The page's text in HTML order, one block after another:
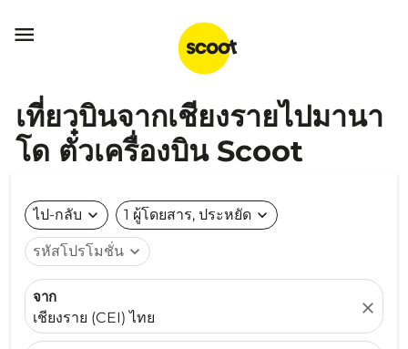

เที่ยวบินจากเชียงรายไปมานา
โด ตั๋วเครื่องบิน Scoot
ไป-กลับ expand_more 1 ผู้โดยสาร, ประหยัด expand_more
รหัสโปรโมชั่น expand_more
จาก
เชียงราย (CEI) ไทย
close